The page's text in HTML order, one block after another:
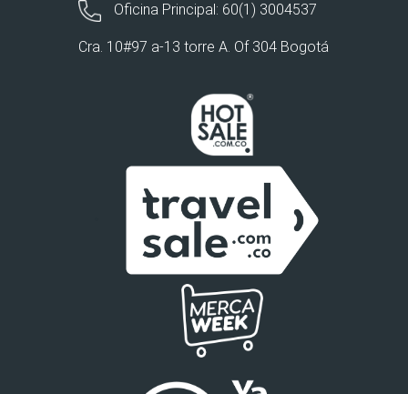
Oficina Principal: 60(1) 3004537
Cra. 10#97 a-13 torre A. Of 304 Bogotá